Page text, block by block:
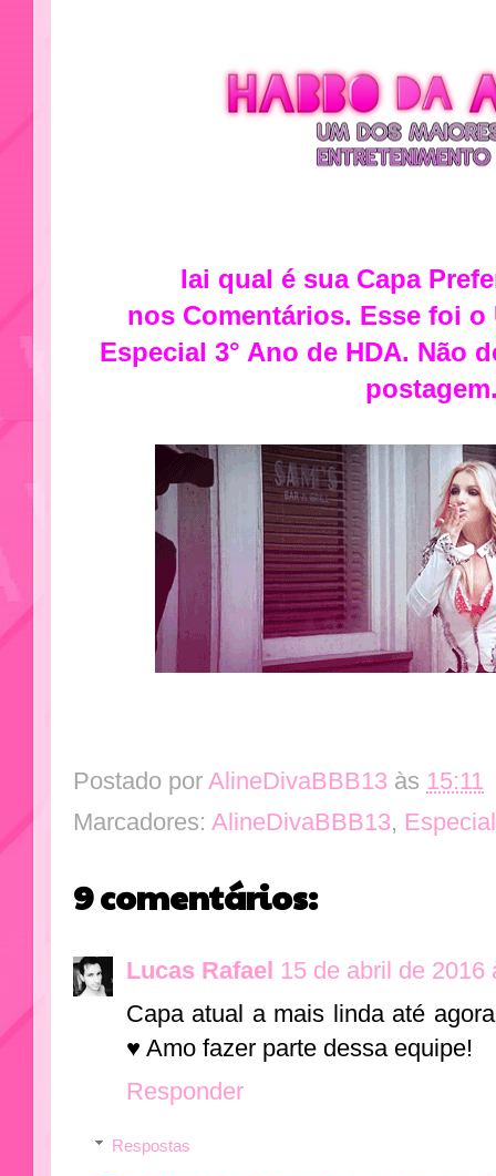
Iai qual é sua Capa
nos Comentários. Esse foi
Especial 3° Ano de HDA. Não
Postado por AlineDivaBBB13 às 15:11
Marcadores: AlineDivaBBB13,
9 comentários:
Lucas Rafael 15 de abril de 2016
Capa atual a mais linda até
♥ Amo fazer parte dessa equipe!
Responder
Respostas